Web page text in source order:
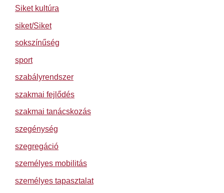
Siket kultúra
siket/Siket
sokszínűség
sport
szabályrendszer
szakmai fejlődés
szakmai tanácskozás
szegénység
szegregáció
személyes mobilitás
személyes tapasztalat